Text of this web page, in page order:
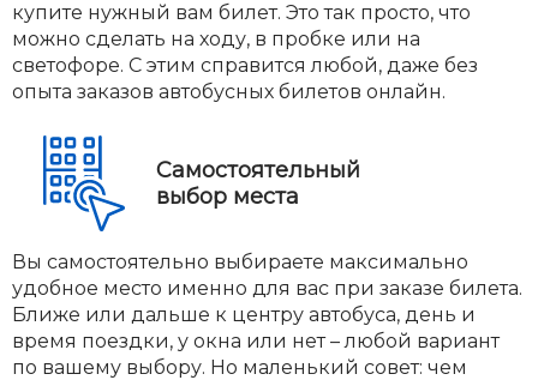
купите нужный вам билет. Это так просто, что
можно сделать на ходу, в пробке или на
светофоре. С этим справится любой, даже без
опыта заказов автобусных билетов онлайн.
Самостоятельный
выбор места
Вы самостоятельно выбираете максимально
удобное место именно для вас при заказе билета.
Ближе или дальше к центру автобуса, день и
время поездки, у окна или нет – любой вариант
по вашему выбору. Но маленький совет: чем